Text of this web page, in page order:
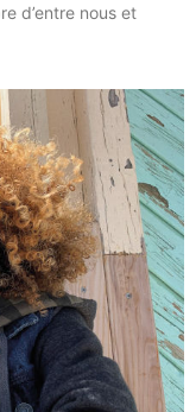
d’entre nous et